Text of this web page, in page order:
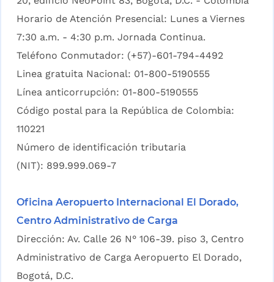
Horario de Atención Presencial: Lunes a Viernes
7:30 a.m. - 4:30 p.m. Jornada Continua.
Teléfono Conmutador: (+57)-601-794-4492
Linea gratuita Nacional: 01-800-5190555
Línea anticorrupción: 01-800-5190555
Código postal para la República de Colombia:
110221
Número de identificación tributaria
(NIT): 899.999.069-7
Oficina Aeropuerto Internacional El Dorado,
Centro Administrativo de Carga
Dirección: Av. Calle 26 N° 106-39. piso 3, Centro
Administrativo de Carga Aeropuerto El Dorado,
Bogotá, D.C.